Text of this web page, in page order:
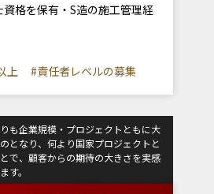
格を保有・S造の施工管理経
上 #責任者レベルの募集
も企業規模・プロジェクトともに大
となり、何より国家プロジェクトと
で、顧客からの期待の大きさを実感
す。